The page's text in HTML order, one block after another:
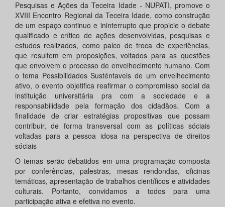
Pesquisas e Ações da Teceira Idade - NUPATI, promove o
XVIII Encontro Regional da Teceira Idade, como construção
de um espaço continuo e ininterrupto que propicie o debate
qualificado e crítico de ações desenvolvidas, pesquisas e
estudos realizados, como palco de troca de experiências,
que resultem em proposições, voltados para as questões
que envolvem o processo de envelhecimento humano. Com
o tema Possibilidades Susténtaveis de um envelhecimento
ativo, o evento objetifica reafirmar o compromisso social da
instituição universitária pra com a sociedade e a
responsabilidade pela formação dos cidadãos. Com a
finalidade de criar estratégias propositivas que possam
contribuir, de forma transversal com as políticas sóciais
voltadas para a pessoa idosa na perspectiva de direitos
sóciais
O temas serão debatidos em uma programação composta
por conferências, palestras, mesas rendondas, oficinas
temáticas, apresentação de trabalhos científicos e atividades
culturais. Portanto, convidamos a todos para uma
participação ativa e efetiva no evento.